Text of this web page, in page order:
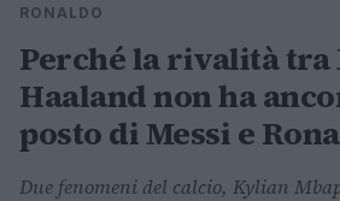
RONALDO
Perché la rivalità tra
Haaland non ha
posto di Messi e
Due fenomeni del calcio, Kylian